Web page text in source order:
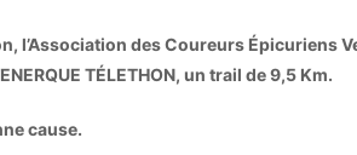
l’Association des Coureurs Épicuriens
TÉLETHON, un trail de 9,5 Km.
cause.